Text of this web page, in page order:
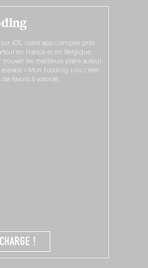
iOS, notre app compile près
en France et en Belgique,
les meilleurs plans autour
« Mon Fooding » où créer
de favoris à volonté.
!